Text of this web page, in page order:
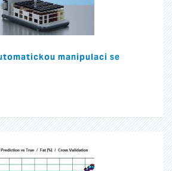
manipulaci se